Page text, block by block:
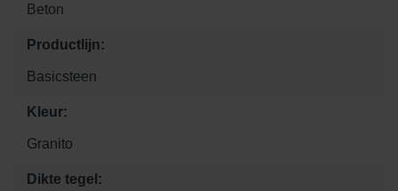
Beton
Productlijn:
Basicsteen
Kleur:
Granito
Dikte tegel: